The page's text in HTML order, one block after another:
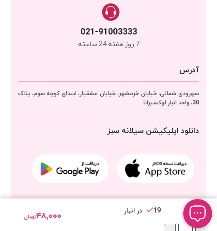
19 در انبار
تومان۴۸,۰۰۰
021-91003333
7 روز هفته 24 ساعته
آدرس
سهرودی شمالی، خیابان خرمشهر، خیابان عشقیار، ابتدای کوچه سوم، پلاک
30، واحد انبار
لوکسیرانا
دانلود اپلیکیشن سیلانه سبز
مجوزهای لوکسیرانا